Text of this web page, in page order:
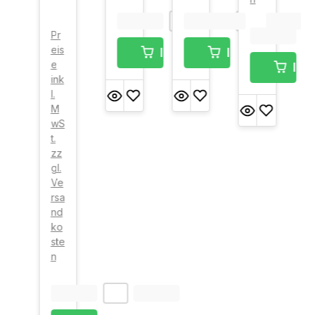
Pr
eis
e
ink
l.
M
wS
t.
zz
gl.
Ve
rsa
nd
ko
ste
n
In den Warenkorb
In den
In